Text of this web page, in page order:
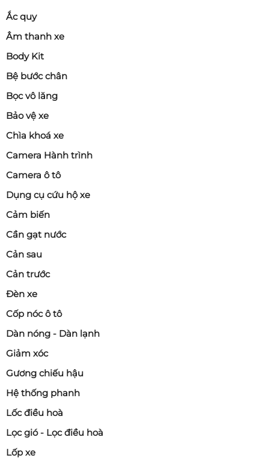
2.2. Gương rung lắc khi chạy tốc độ cao
khiến hình ảnh nhòe:
Có thể do lỏng khớp
Hư motor
gương mới để đảm bảo tầm nhìn ổn định.
2.3. Gương không gập điện / chỉnh điện
được
Các lỗi thường gặp:
Không gập khi khóa xe
Không chỉnh được hướng
Gập kêu to, kẹt
Nguyên nhân có thể do:
Cháy motor
Hỏng mạch điều khiển
Đứt dây điện
Trường hợp này tùy mức độ có thể sửa, nhưng nếu
motor hỏng nặng, thay mới sẽ tối ưu hơn.
2.4. Hỏng tính năng sấy gương
Ắc quy
Âm thanh xe
Body Kit
Bệ bước chân
Bọc vô lăng
Bảo vệ xe
Chìa khoá xe
Camera Hành trình
Camera ô tô
Dụng cụ cứu hộ xe
Cảm biến
Cần gạt nước
Cản sau
Cản trước
Đèn xe
Cốp nóc ô tô
Dàn nóng - Dàn lạnh
Giảm xóc
Gương chiếu hậu
Hệ thống phanh
Lốc điều hoà
Lọc gió - Lọc điều hoà
Lốp xe